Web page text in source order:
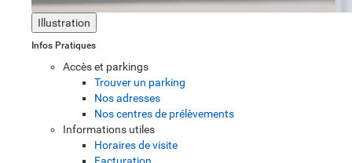
Illustration
Infos Pratiques
Accès et parkings
Trouver un parking
Nos adresses
Nos centres de prélèvements
Informations utiles
Horaires de visite